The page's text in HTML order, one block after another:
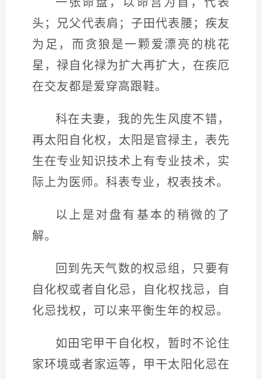
一张命盘，以命宫为首，代表
头；兄父代表肩；子田代表腰；疾友
为足，而贪狼是一颗爱漂亮的桃花
星，禄自化禄为扩大再扩大，在疾厄
在交友都是爱穿高跟鞋。
科在夫妻，我的先生风度不错，
再太阳自化权，太阳是官禄主，表先
生在专业知识技术上有专业技术，实
际上为医师。科表专业，权表技术。
以上是对盘有基本的稍微的了
解。
回到先天气数的权忌组，只要有
自化权或者自化忌，自化权找忌，自
化忌找权，可以来平衡生年的权忌。
如田宅甲干自化权，暂时不论住
家环境或者家运等，甲干太阳化忌在